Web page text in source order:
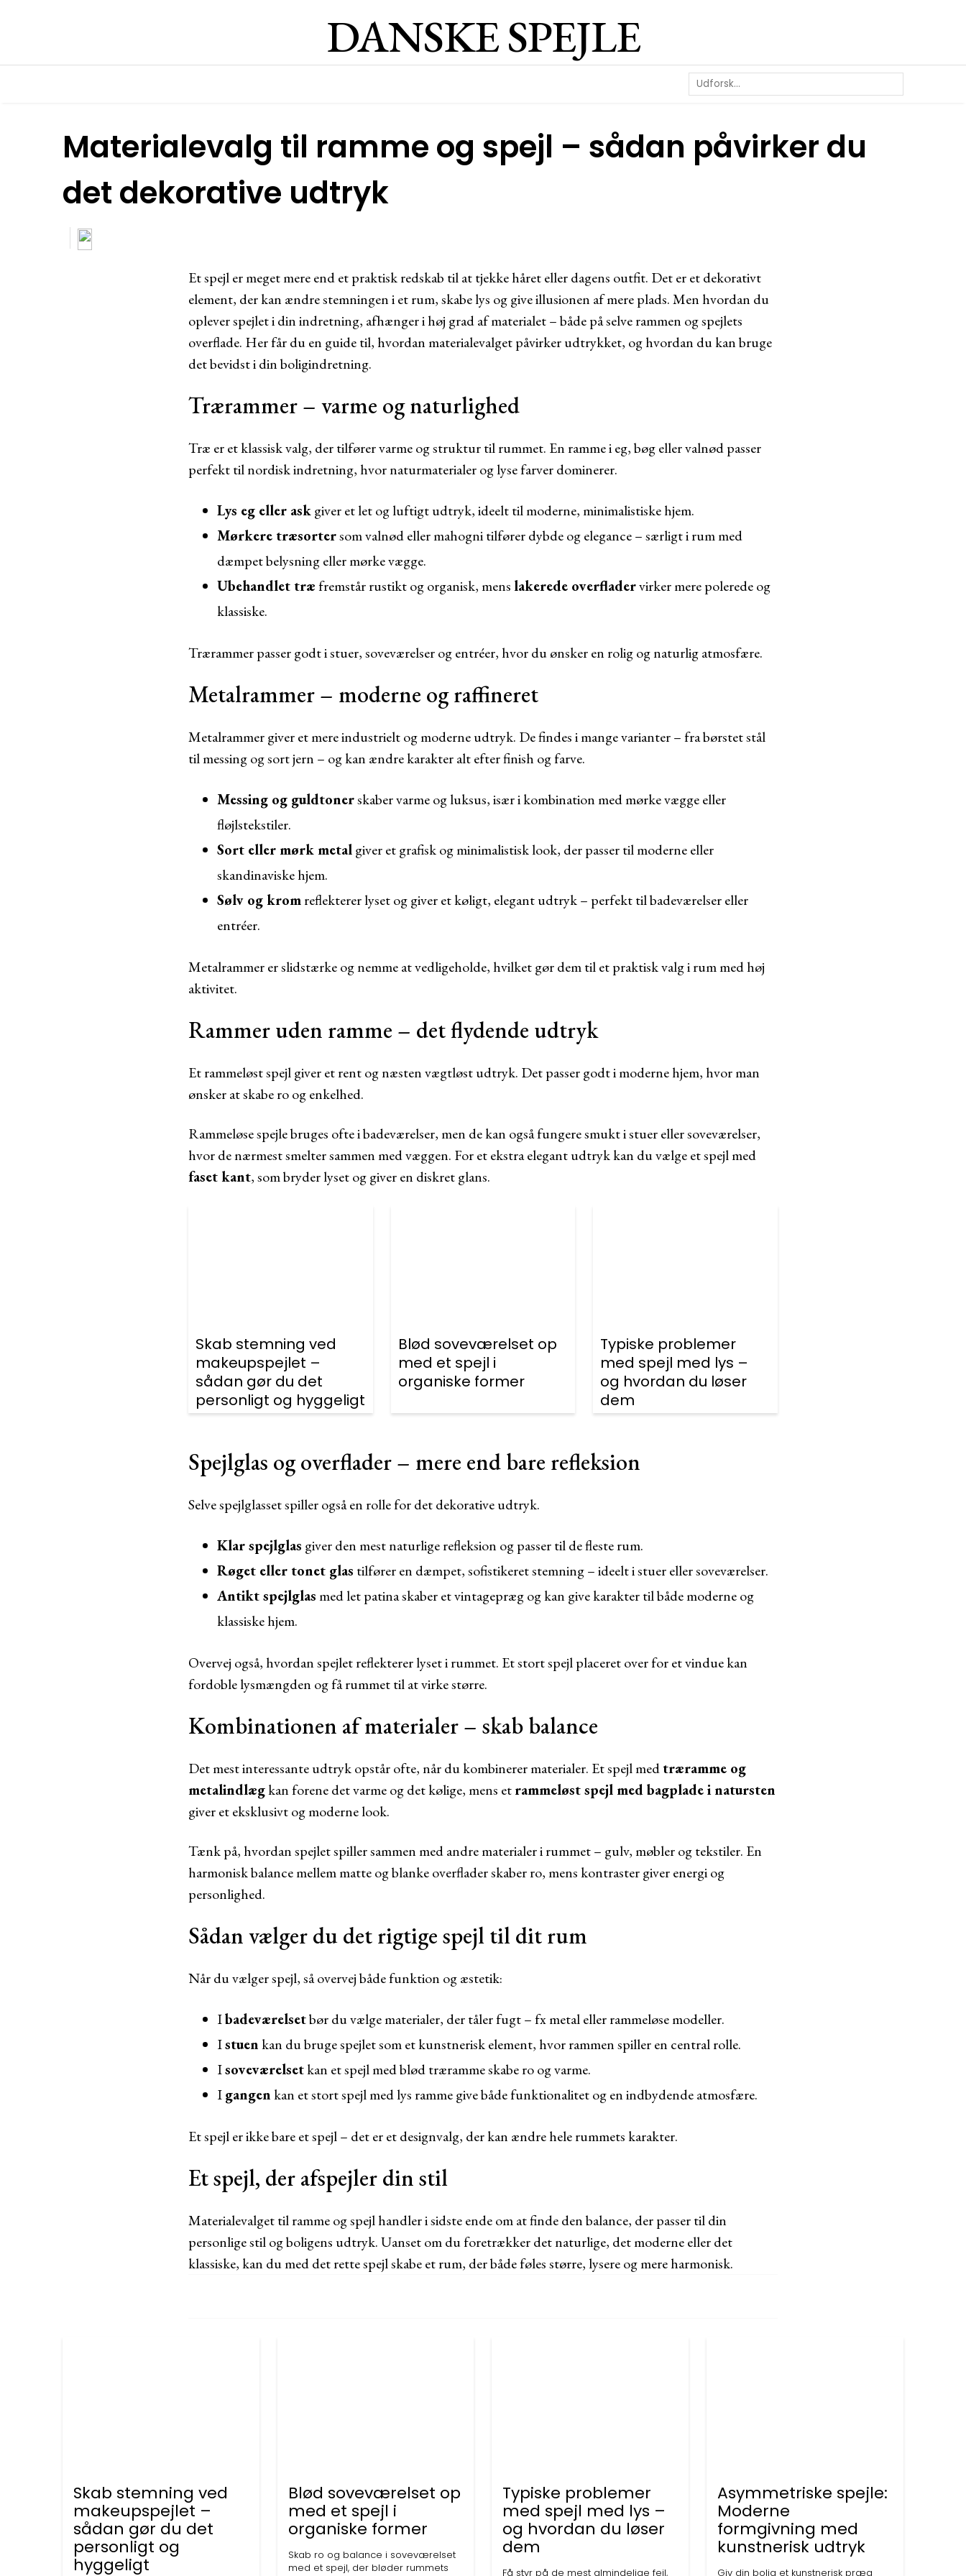
DANSKE SPEJLE
Materialevalg til ramme og spejl – sådan påvirker du
det dekorative udtryk
Et spejl er meget mere end et praktisk redskab til at tjekke håret eller dagens outfit. Det er et dekorativt
element, der kan ændre stemningen i et rum, skabe lys og give illusionen af mere plads. Men hvordan du
oplever spejlet i din indretning, afhænger i høj grad af materialet – både på selve rammen og spejlets
overflade. Her får du en guide til, hvordan materialevalget påvirker udtrykket, og hvordan du kan bruge
det bevidst i din boligindretning.
Trærammer – varme og naturlighed
Træ er et klassisk valg, der tilfører varme og struktur til rummet. En ramme i eg, bøg eller valnød passer
perfekt til nordisk indretning, hvor naturmaterialer og lyse farver dominerer.
Lys eg eller askgiver et let og luftigt udtryk, ideelt til moderne, minimalistiske hjem.
Mørkere træsortersom valnød eller mahogni tilfører dybde og elegance – særligt i rum med
dæmpet belysning eller mørke vægge.
Ubehandlet træfremstår rustikt og organisk, mens lakerede overfladervirker mere polerede og
klassiske.
Trærammer passer godt i stuer, soveværelser og entréer, hvor du ønsker en rolig og naturlig atmosfære.
Metalrammer – moderne og raffineret
Metalrammer giver et mere industrielt og moderne udtryk. De findes i mange varianter – fra børstet stål
til messing og sort jern – og kan ændre karakter alt efter finish og farve.
Messing og guldtonerskaber varme og luksus, især i kombination med mørke vægge eller
fløjlstekstiler.
Sort eller mørk metalgiver et grafisk og minimalistisk look, der passer til moderne eller
skandinaviske hjem.
Sølv og kromreflekterer lyset og giver et køligt, elegant udtryk – perfekt til badeværelser eller
entréer.
Metalrammer er slidstærke og nemme at vedligeholde, hvilket gør dem til et praktisk valg i rum med høj
aktivitet.
Rammer uden ramme – det flydende udtryk
Et rammeløst spejl giver et rent og næsten vægtløst udtryk. Det passer godt i moderne hjem, hvor man
ønsker at skabe ro og enkelhed.
Rammeløse spejle bruges ofte i badeværelser, men de kan også fungere smukt i stuer eller soveværelser,
hvor de nærmest smelter sammen med væggen. For et ekstra elegant udtryk kan du vælge et spejl med
faset kant, som bryder lyset og giver en diskret glans.
Skab stemning ved
makeupspejlet –
sådan gør du det
personligt og hyggeligt
Blød soveværelset op
med et spejl i
organiske former
Typiske problemer
med spejl med lys –
og hvordan du løser
dem
Spejlglas og overflader – mere end bare refleksion
Selve spejlglasset spiller også en rolle for det dekorative udtryk.
Klar spejlglas giver den mest naturlige refleksion og passer til de fleste rum.
Røget eller tonet glas tilfører en dæmpet, sofistikeret stemning – ideelt i stuer eller soveværelser.
Antikt spejlglasmed let patina skaber et vintagepræg og kan give karakter til både moderne og
klassiske hjem.
Overvej også, hvordan spejlet reflekterer lyset i rummet. Et stort spejl placeret over for et vindue kan
fordoble lysmængden og få rummet til at virke større.
Kombinationen af materialer – skab balance
Det mest interessante udtryk opstår ofte, når du kombinerer materialer. Et spejl medtræramme og
metalindlægkan forene det varme og det kølige, mens etrammeløst spejl med bagplade i natursten
giver et eksklusivt og moderne look.
Tænk på, hvordan spejlet spiller sammen med andre materialer i rummet – gulv, møbler og tekstiler. En
harmonisk balance mellem matte og blanke overflader skaber ro, mens kontraster giver energi og
personlighed.
Sådan vælger du det rigtige spejl til dit rum
Når du vælger spejl, så overvej både funktion og æstetik:
Ibadeværelsetbør du vælge materialer, der tåler fugt – fx metal eller rammeløse modeller.
Istuenkan du bruge spejlet som et kunstnerisk element, hvor rammen spiller en central rolle.
Isoveværelsetkan et spejl med blød træramme skabe ro og varme.
Igangenkan et stort spejl med lys ramme give både funktionalitet og en indbydende atmosfære.
Et spejl er ikke bare et spejl – det er et designvalg, der kan ændre hele rummets karakter.
Et spejl, der afspejler din stil
Materialevalget til ramme og spejl handler i sidste ende om at finde den balance, der passer til din
personlige stil og boligens udtryk. Uanset om du foretrækker det naturlige, det moderne eller det
klassiske, kan du med det rette spejl skabe et rum, der både føles større, lysere og mere harmonisk.
Skab stemning ved
makeupspejlet –
sådan gør du det
personligt og
hyggeligt
Blød soveværelset op
med et spejl i
organiske former
Skab ro og balance i soveværelset
med et spejl, der bløder rummets
Typiske problemer
med spejl med lys –
og hvordan du løser
dem
Få styr på de mest almindelige fejl,
Asymmetriske spejle:
Moderne
formgivning med
kunstnerisk udtryk
Giv din bolig et kunstnerisk præg